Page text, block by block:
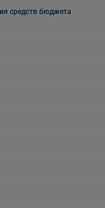
средств бюджета